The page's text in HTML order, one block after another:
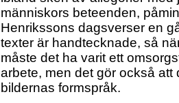
människors beteenden,
Henrikssons dagsverser en
texter är handtecknade, så
måste det ha varit ett
arbete, men det gör också
bildernas formspråk.